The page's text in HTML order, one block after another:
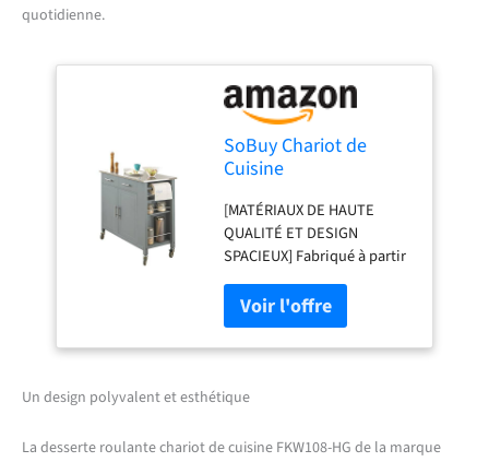
quotidienne.
SoBuy Chariot de
Cuisine
Plateau en Acier
Inoxydable - Tiroirs et
Placard, Étagère
Latérale, Idéal pour
Rangement Cuisine et
Meuble à roulettes
Gris 107 x 46 x 94 cm
[MATÉRIAUX DE HAUTE
QUALITÉ ET DESIGN
SPACIEUX] Fabriqué à partir
d'acier inox de haute
qualité, de MDF durable et
de panneaux de particules,
ce meuble de cuisine allie
dimensions généreuses (107
de charge de 75 kg en font
Un design polyvalent et esthétique
La desserte roulante chariot de cuisine FKW108-HG de la marque